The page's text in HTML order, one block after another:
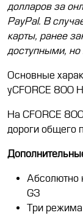
долларов за
PayPal. В
карты, ранее
доступными, но
Основные
уCFORCE 800
На CFORCE
дороги общего
Абсолютно
G3
Три режима